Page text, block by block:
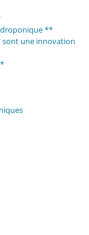
**
une innovation